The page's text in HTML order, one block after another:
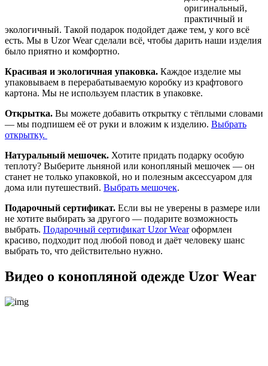
оригинальный,
практичный и
экологичный. Такой подарок подойдет даже тем, у кого всё
есть. Мы в Uzor Wear сделали всё, чтобы дарить наши изделия
было приятно и комфортно.
Красивая и экологичная упаковка. Каждое изделие мы
упаковываем в перерабатываемую коробку из крафтового
картона. Мы не используем пластик в упаковке.
Открытка. Вы можете добавить открытку с тёплыми словами
— мы подпишем её от руки и вложим к изделию. Выбрать
открытку.
Натуральный мешочек. Хотите придать подарку особую
теплоту? Выберите льняной или конопляный мешочек — он
станет не только упаковкой, но и полезным аксессуаром для
дома или путешествий. Выбрать мешочек.
Подарочный сертификат. Если вы не уверены в размере или
не хотите выбирать за другого — подарите возможность
выбрать. Подарочный сертификат Uzor Wearоформлен
красиво, подходит под любой повод и даёт человеку шанс
выбрать то, что действительно нужно.
Видео о конопляной одежде Uzor Wear